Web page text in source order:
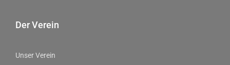
Der Verein
Unser Verein